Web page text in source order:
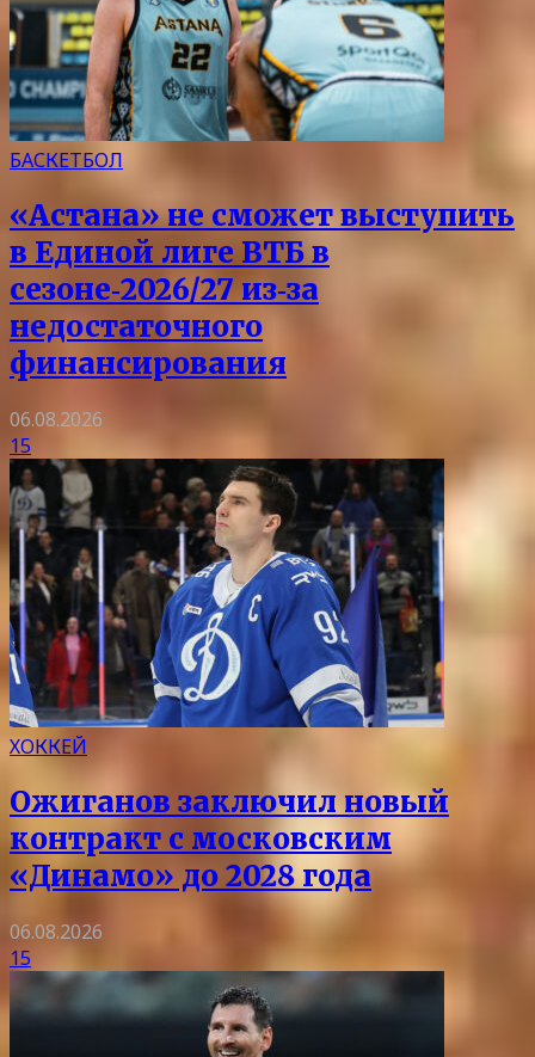
БАСКЕТБОЛ
«Астана» не сможет выступить
в Единой лиге ВТБ в
сезоне‑2026/27 из‑за
недостаточного
финансирования
06.08.2026
15
ХОККЕЙ
Ожиганов заключил новый
контракт с московским
«Динамо» до 2028 года
06.08.2026
15